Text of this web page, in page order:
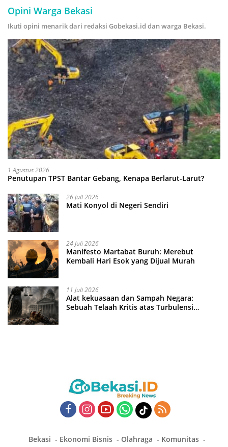
Opini Warga Bekasi
Ikuti opini menarik dari redaksi Gobekasi.id dan warga Bekasi.
1 Agustus 2026
Penutupan TPST Bantar Gebang, Kenapa Berlarut-Larut?
26 Juli 2026
Mati Konyol di Negeri Sendiri
24 Juli 2026
Manifesto Martabat Buruh: Merebut
Kembali Hari Esok yang Dijual Murah
11 Juli 2026
Alat kekuasaan dan Sampah Negara:
Sebuah Telaah Kritis atas Turbulensi
Bekasi Ekonomi Bisnis Olahraga
Komunitas